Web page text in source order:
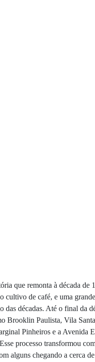
que remonta à década de
cultivo de café, e uma
décadas. Até o final da
Brooklin Paulista, Vila
Pinheiros e a Avenida
processo transformou
alguns chegando a cerca